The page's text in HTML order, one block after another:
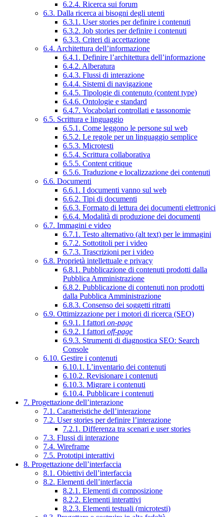
6.2.4. Ricerca sui forum
6.3. Dalla ricerca ai bisogni degli utenti
6.3.1. User stories per definire i contenuti
6.3.2. Job stories per definire i contenuti
6.3.3. Criteri di accettazione
6.4. Architettura dell’informazione
6.4.1. Definire l’architettura dell’informazione
6.4.2. Alberatura
6.4.3. Flussi di interazione
6.4.4. Sistemi di navigazione
6.4.5. Tipologie di contenuto (content type)
6.4.6. Ontologie e standard
6.4.7. Vocabolari controllati e tassonomie
6.5. Scrittura e linguaggio
6.5.1. Come leggono le persone sul web
6.5.2. Le regole per un linguaggio semplice
6.5.3. Microtesti
6.5.4. Scrittura collaborativa
6.5.5. Content critique
6.5.6. Traduzione e localizzazione dei contenuti
6.6. Documenti
6.6.1. I documenti vanno sul web
6.6.2. Tipi di documenti
6.6.3. Formato di lettura dei documenti elettronici
6.6.4. Modalità di produzione dei documenti
6.7. Immagini e video
6.7.1. Testo alternativo (alt text) per le immagini
6.7.2. Sottotitoli per i video
6.7.3. Trascrizioni per i video
6.8. Proprietà intellettuale e privacy
6.8.1. Pubblicazione di contenuti prodotti dalla
Pubblica Amministrazione
6.8.2. Pubblicazione di contenuti non prodotti
dalla Pubblica Amministrazione
6.8.3. Consenso dei soggetti ritratti
6.9. Ottimizzazione per i motori di ricerca (SEO)
6.9.1. I fattori on-page
6.9.2. I fattori off-page
6.9.3. Strumenti di diagnostica SEO: Search
Console
6.10. Gestire i contenuti
6.10.1. L’inventario dei contenuti
6.10.2. Revisionare i contenuti
6.10.3. Migrare i contenuti
6.10.4. Pubblicare i contenuti
7. Progettazione dell’interazione
7.1. Caratteristiche dell’interazione
7.2. User stories per definire l’interazione
7.2.1. Differenza tra scenari e user stories
7.3. Flussi di interazione
7.4. Wireframe
7.5. Prototipi interattivi
8. Progettazione dell’interfaccia
8.1. Obiettivi dell’interfaccia
8.2. Elementi dell’interfaccia
8.2.1. Elementi di composizione
8.2.2. Elementi interattivi
8.2.3. Elementi testuali (microtesti)